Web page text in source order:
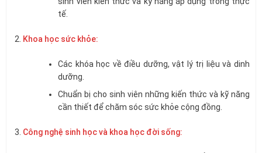
tế.
Khoa học sức khỏe:
Các khóa học về điều dưỡng, vật lý trị liệu và dinh
dưỡng.
Chuẩn bị cho sinh viên những kiến thức và kỹ năng
cần thiết để chăm sóc sức khỏe cộng đồng.
Công nghệ sinh học và khoa học đời sống: